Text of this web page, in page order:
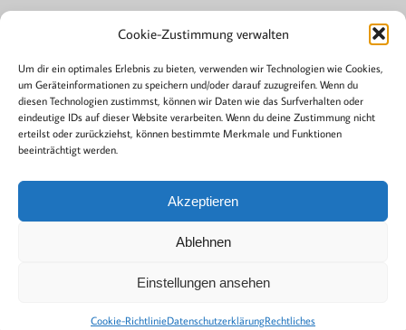
Cookie-Zustimmung verwalten
Um dir ein optimales Erlebnis zu bieten, verwenden wir Technologien wie Cookies,
um Geräteinformationen zu speichern und/oder darauf zuzugreifen. Wenn du
diesen Technologien zustimmst, können wir Daten wie das Surfverhalten oder
eindeutige IDs auf dieser Website verarbeiten. Wenn du deine Zustimmung nicht
erteilst oder zurückziehst, können bestimmte Merkmale und Funktionen
beeinträchtigt werden.
Akzeptieren
Ablehnen
Einstellungen ansehen
Cookie-RichtlinieDatenschutzerklärungRechtliches
Archiv
April 2023
Januar 2023
© 2023 Daniel Jurgeleit
Erstellt mitWordPressundMomentous